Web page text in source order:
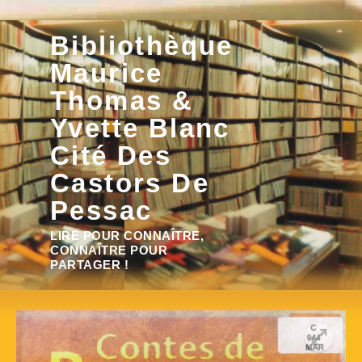
Aller
au
contenuBibliothèque
Maurice
Thomas &
Yvette Blanc
Cité Des
Castors De
Pessac
LIRE POUR CONNAÎTRE,
CONNAÎTRE POUR
PARTAGER !
Rechercher :